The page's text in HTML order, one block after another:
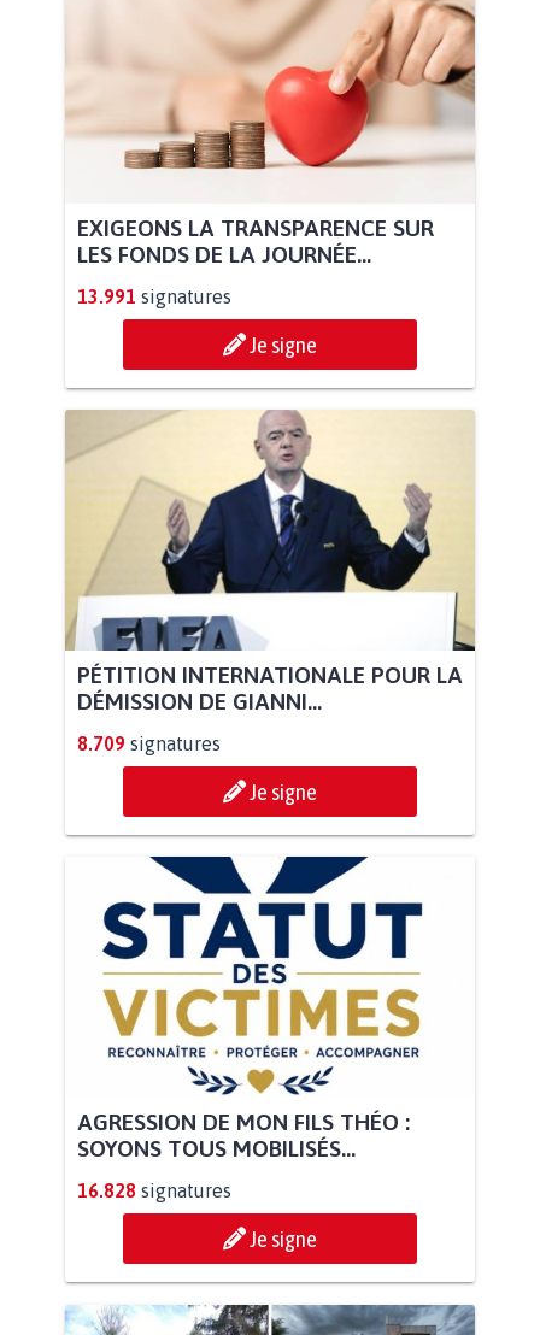
EXIGEONS LA TRANSPARENCE SUR
LES FONDS DE LA JOURNÉE...
13.991 signatures
Je signe
PÉTITION INTERNATIONALE POUR LA
DÉMISSION DE GIANNI...
8.709 signatures
Je signe
AGRESSION DE MON FILS THÉO :
SOYONS TOUS MOBILISÉS...
16.828 signatures
Je signe